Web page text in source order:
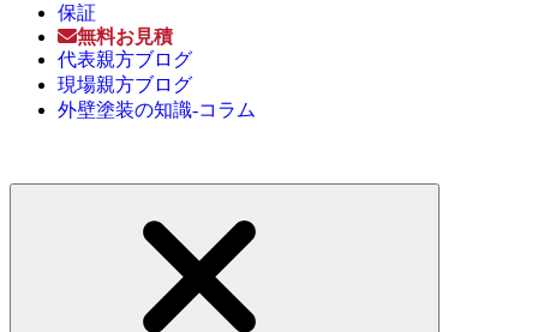
保証
無料お見積
代表親方ブログ
現場親方ブログ
外壁塗装の知識-コラム